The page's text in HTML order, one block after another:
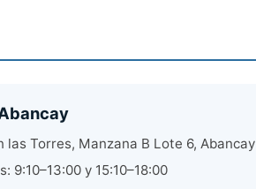
las Torres, Manzana B Lote 6, Abancay
9:10–13:00 y 15:10–18:00